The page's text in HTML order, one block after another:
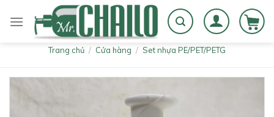
Trang chủ / Cửa hàng / Set nhựa PE/PET/PETG